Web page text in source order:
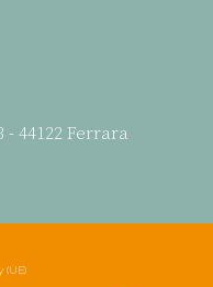
44122 Ferrara
(UE)